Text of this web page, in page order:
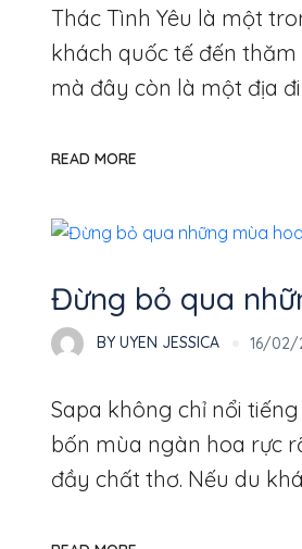
Thác Tình Yêu là một
khách quốc tế đến
mà đây còn là một địa
READ MORE
Đừng bỏ qua
BY UYEN JESSICA 16/02/
Sapa không chỉ nổi
bốn mùa ngàn hoa rực
đầy chất thơ. Nếu du